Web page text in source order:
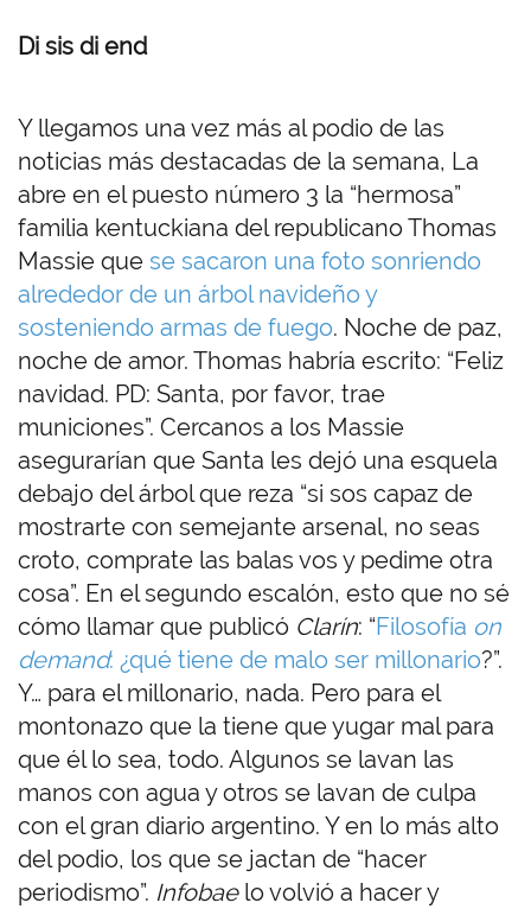
Di sis di end
Y llegamos una vez más al podio de las
noticias más destacadas de la semana, La
abre en el puesto número 3 la “hermosa”
familia kentuckiana del republicano Thomas
Massie que se sacaron una foto sonriendo
alrededor de un árbol navideño y
sosteniendo armas de fuego. Noche de paz,
noche de amor. Thomas habría escrito: “Feliz
navidad. PD: Santa, por favor, trae
municiones”. Cercanos a los Massie
asegurarían que Santa les dejó una esquela
debajo del árbol que reza “si sos capaz de
mostrarte con semejante arsenal, no seas
croto, comprate las balas vos y pedime otra
cosa”. En el segundo escalón, esto que no sé
cómo llamar que publicó Clarín: “Filosofía on
demand: ¿qué tiene de malo ser millonario?”.
Y… para el millonario, nada. Pero para el
montonazo que la tiene que yugar mal para
que él lo sea, todo. Algunos se lavan las
manos con agua y otros se lavan de culpa
con el gran diario argentino. Y en lo más alto
del podio, los que se jactan de “hacer
periodismo”. Infobaelo volvió a hacer y